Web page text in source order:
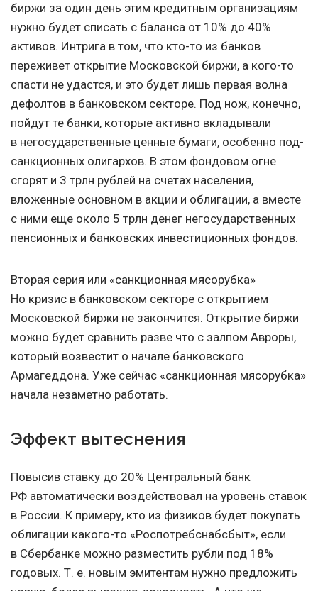
биржи за один день этим кредитным организациям
нужно будет списать с баланса от 10% до 40%
активов. Интрига в том, что кто-то из банков
переживет открытие Московской биржи, а кого-то
спасти не удастся, и это будет лишь первая волна
дефолтов в банковском секторе. Под нож, конечно,
пойдут те банки, которые активно вкладывали
в негосударственные ценные бумаги, особенно под-
санкционных олигархов. В этом фондовом огне
сгорят и 3 трлн рублей на счетах населения,
вложенные основном в акции и облигации, а вместе
с ними еще около 5 трлн денег негосударственных
пенсионных и банковских инвестиционных фондов.
Вторая серия или «санкционная мясорубка»
Но кризис в банковском секторе с открытием
Московской биржи не закончится. Открытие биржи
можно будет сравнить разве что с залпом Авроры,
который возвестит о начале банковского
Армагеддона. Уже сейчас «санкционная мясорубка»
начала незаметно работать.
Эффект вытеснения
Повысив ставку до 20% Центральный банк
РФ автоматически воздействовал на уровень ставок
в России. К примеру, кто из физиков будет покупать
облигации какого-то «Роспотребснабсбыт», если
в Сбербанке можно разместить рубли под 18%
годовых. Т. е. новым эмитентам нужно предложить